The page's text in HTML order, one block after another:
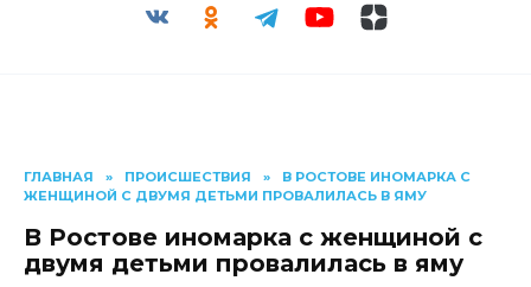
ГЛАВНАЯ » ПРОИСШЕСТВИЯ »
В РОСТОВЕ ИНОМАРКА С
ЖЕНЩИНОЙ С ДВУМЯ ДЕТЬМИ ПРОВАЛИЛАСЬ В ЯМУ
В Ростове иномарка с женщиной с
двумя детьми провалилась в яму